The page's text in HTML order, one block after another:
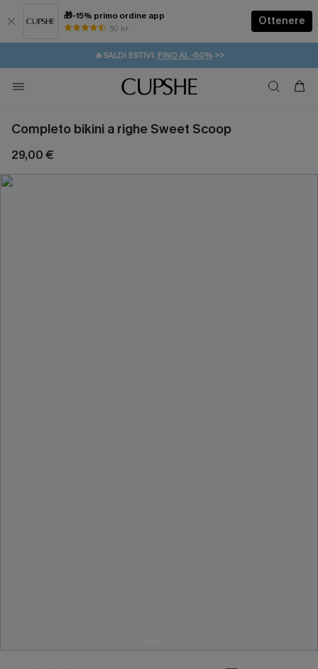
🎁-15% primo ordine app
50 k+
Ottenere
⚡️-15% SUGLI ESSENZIALI DA VACANZA | ACQUISTA
🔥SALDI ESTIVI: FINO AL -50%>>
🚚SPEDIZIONE GRATUITA DA 49€
💌REGALO PER I NUOVI: 20% DI SCONTO*
Completo bikini a righe Sweet Scoop
29,00 €